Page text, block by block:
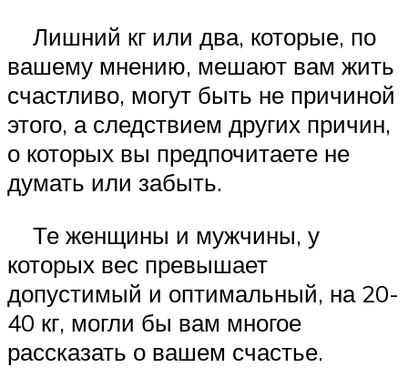
Лишний кг или два, которые, по
вашему мнению, мешают вам жить
счастливо, могут быть не причиной
этого, а следствием других причин,
о которых вы предпочитаете не
думать или забыть.
Те женщины и мужчины, у
которых вес превышает
допустимый и оптимальный, на 20-
40 кг, могли бы вам многое
рассказать о вашем счастье.